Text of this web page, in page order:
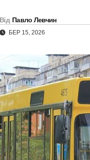
Від Павло Левчин
БЕР 15, 2026